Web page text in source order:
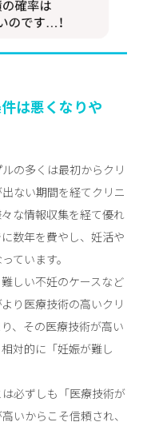
は悪くなりや
の多くは最初からクリ
ない期間を経てクリニ
な情報収集を経て優れ
数年を費やし、妊活や
ています。
しい不妊のケースなど
り医療技術の高いクリ
、その医療技術が高い
対的に「妊娠が難し
必ずしも「医療技術が
いからこそ信頼され、